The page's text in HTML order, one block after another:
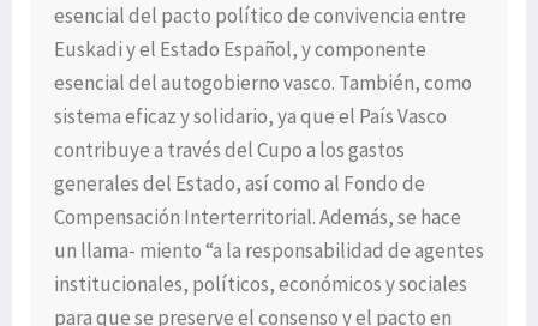
esencial del pacto político de convivencia entre
Euskadi y el Estado Español, y componente
esencial del autogobierno vasco. También, como
sistema eficaz y solidario, ya que el País Vasco
contribuye a través del Cupo a los gastos
generales del Estado, así como al Fondo de
Compensación Interterritorial. Además, se hace
un llama- miento “a la responsabilidad de agentes
institucionales, políticos, económicos y sociales
para que se preserve el consenso y el pacto en